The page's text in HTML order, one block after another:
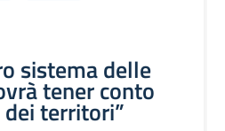
sistema delle
tener conto
territori”